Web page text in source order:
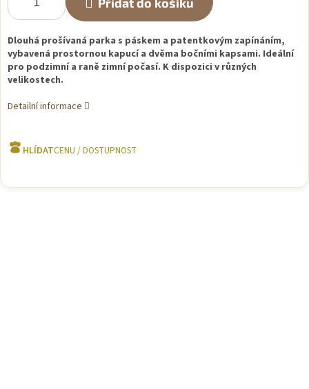
Přidat do košíku
Dlouhá prošívaná parka s páskem a patentkovým zapínáním,
vybavená prostornou kapucí a dvěma bočními kapsami. Ideální
pro podzimní a raně zimní počasí. K dispozici v různých
velikostech.
Detailní informace
HLÍDAT